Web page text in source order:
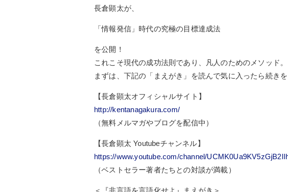
長倉顕太が、
「情報発信」時代の究極の目標達成法
を公開！
これこそ現代の成功法則であり、凡人のためのメソッド。
まずは、下記の「まえがき」を読んで気に入ったら続きを
【長倉顕太オフィシャルサイト】
http://kentanagakura.com/
（無料メルマガやブログを配信中）
【長倉顕太 Youtubeチャンネル】
https://www.youtube.com/channel/
（ベストセラー著者たちとの対談が満載）
＜『非言語を言語化せよ』まえがき＞